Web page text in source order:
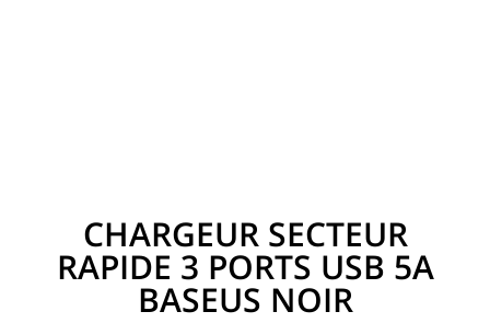
CHARGEUR SECTEUR
RAPIDE 3 PORTS USB 5A
BASEUS NOIR